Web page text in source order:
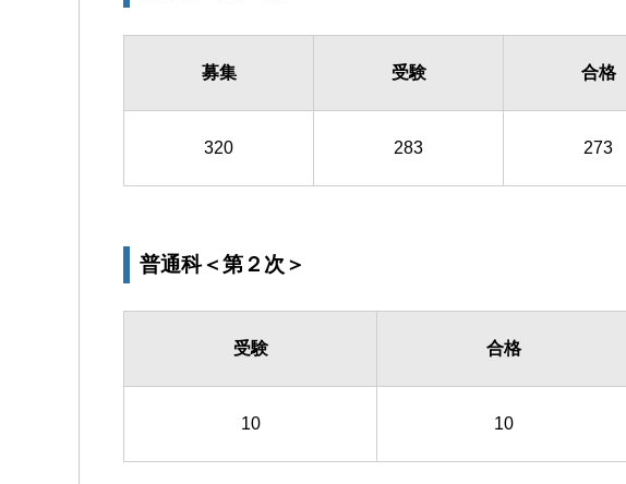
募集 受験 合格
320 283 273
普通科＜第２次＞
受験 合格
10 10